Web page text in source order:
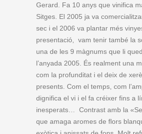
Gerard. Fa 10 anys que vinifica
Sitges. El 2005 ja va
sec i el 2006 va plantar més
presentació, vam tenir també la
una de les 9 màgnums que li
l’anyada 2005. És realment una
com la profunditat i el deix de
presents. Com el temps, com
dignifica el vi i el fa créixer fins a
inesperats… Contrast amb la
que amaga aromes de flors